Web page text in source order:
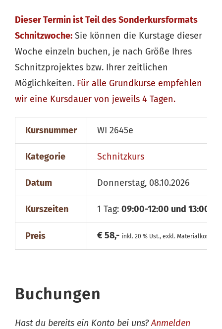
Dieser Termin ist Teil des Sonderkursformats
Schnitzwoche: Sie können die Kurstage dieser
Woche einzeln buchen, je nach Größe Ihres
Schnitzprojektes bzw. Ihrer zeitlichen
Möglichkeiten. Für alle Grundkurse empfehlen
wir eine Kursdauer von jeweils 4 Tagen.
Kursnummer WI 2645e
Kategorie Schnitzkurs
Datum Donnerstag, 08.10.2026
Kurszeiten 1 Tag: 09:00-12:00 und 13:00-
Preis € 58,- inkl. 20 % Ust., exkl. Materialkosten
Buchungen
Hast du bereits ein Konto bei uns?Anmelden